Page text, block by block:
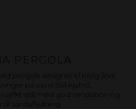
PERGOLA
pergola designet til brug året
på op til 150 kg/m2,
stål med god ventilation og
til vandafledning.